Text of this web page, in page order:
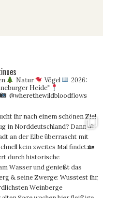
Natur Vögel
2026:
Heide"
@wherethewildbloodflows